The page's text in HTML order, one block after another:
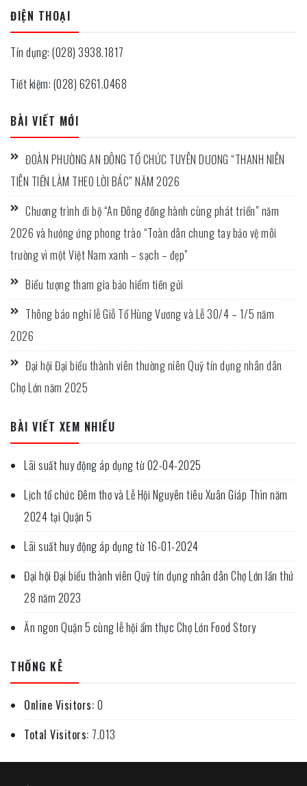
ĐIỆN THOẠI
Tín dụng: (028) 3938.1817
Tiết kiệm: (028) 6261.0468
BÀI VIẾT MỚI
ĐOÀN PHƯỜNG AN ĐÔNG TỔ CHỨC TUYÊN DƯƠNG “THANH NIÊN
TIÊN TIẾN LÀM THEO LỜI BÁC” NĂM 2026
Chương trình đi bộ “An Đông đồng hành cùng phát triển” năm
2026 và hưởng ứng phong trào “Toàn dân chung tay bảo vệ môi
trường vì một Việt Nam xanh – sạch – đẹp”
Biểu tượng tham gia bảo hiểm tiền gửi
Thông báo nghỉ lễ Giỗ Tổ Hùng Vương và Lễ 30/4 – 1/5 năm
2026
Đại hội Đại biểu thành viên thường niên Quỹ tín dụng nhân dân
Chợ Lớn năm 2025
BÀI VIẾT XEM NHIỀU
Lãi suất huy động áp dụng từ 02-04-2025
Lịch tổ chức Đêm thơ và Lễ Hội Nguyên tiêu Xuân Giáp Thìn năm
2024 tại Quận 5
Lãi suất huy động áp dụng từ 16-01-2024
Đại hội Đại biểu thành viên Quỹ tín dụng nhân dân Chợ Lớn lần thứ
28 năm 2023
Ăn ngon Quận 5 cùng lễ hội ẩm thực Chợ Lớn Food Story
THỐNG KÊ
Online Visitors: 0
Total Visitors: 7.013